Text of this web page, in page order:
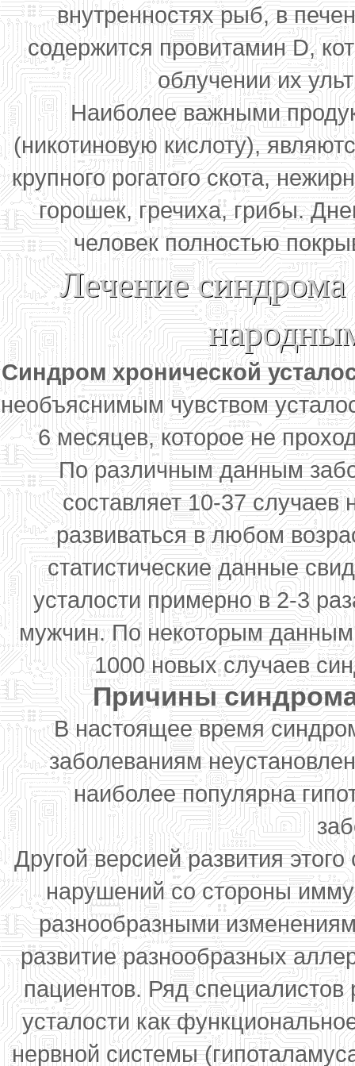
внутренностях рыб, в
содержится провитамин D,
облучении их
Наиболее важными
(никотиновую кислоту),
крупного рогатого скота,
горошек, гречиха, грибы.
человек полностью
Лечение синдрома
Синдром хронической
необъяснимым чувством
6 месяцев, которое не
По различным данным
составляет 10-37
развиваться в любом
статистические данные
усталости примерно в 2-3
мужчин. По некоторым данным
1000 новых случаев
Причины
В настоящее время
заболеваниям
наиболее популярна
Другой версией развития
нарушений со стороны
разнообразными
развитие разнообразных
пациентов. Ряд
усталости как
нервной системы